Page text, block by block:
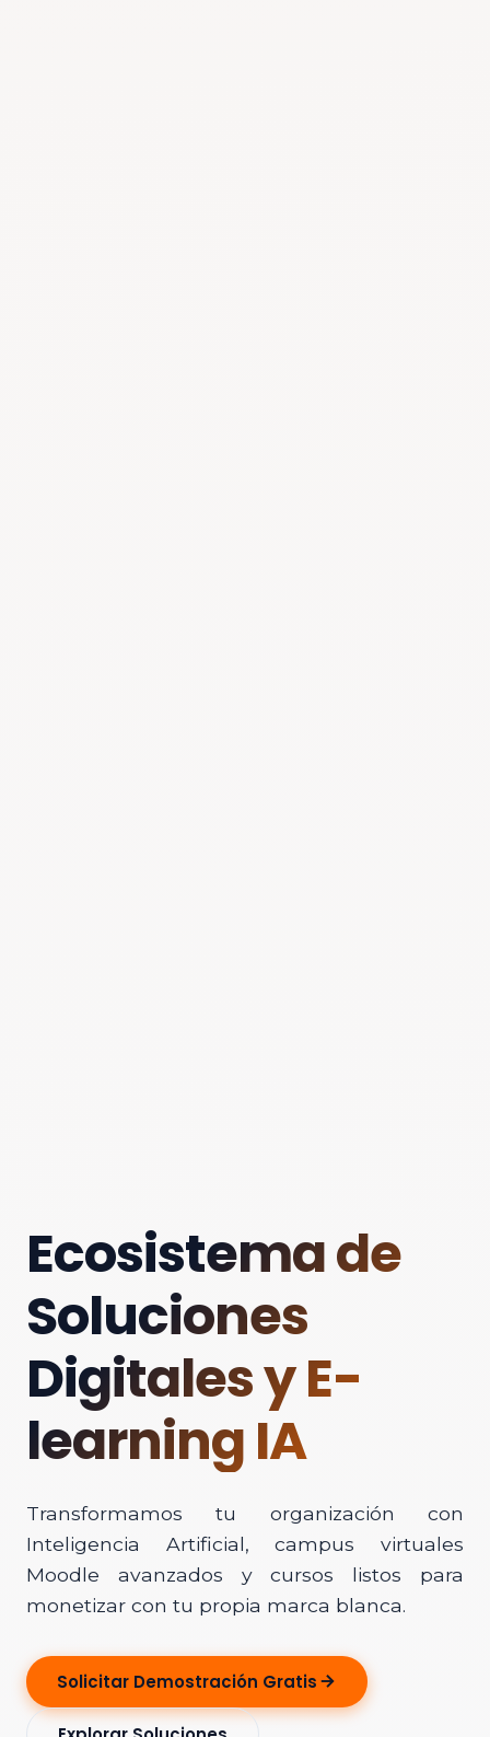
Ecosistema de
Soluciones
Digitales y E-
learning IA
Transformamos tu organización con
Inteligencia Artificial, campus virtuales
Moodle avanzados y cursos listos para
monetizar con tu propia marca blanca.
Solicitar Demostración Gratis